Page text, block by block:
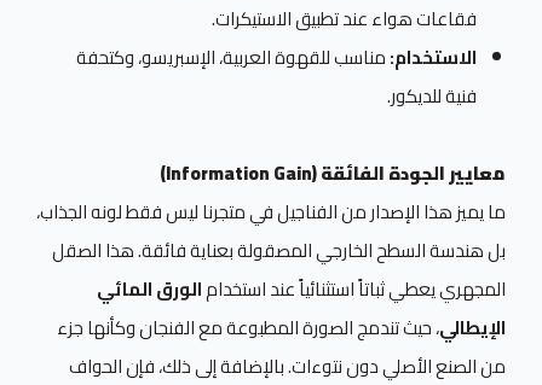
فقاعات هواء عند تطبيق الاستيكرات.
الاستخدام:مناسب للقهوة العربية، الإسبريسو، وكتحفة
فنية للديكور.
معايير الجودة الفائقة (Information Gain)
ما يميز هذا الإصدار من الفناجيل في متجرنا ليس فقط لونه الجذاب،
بل هندسة السطح الخارجي المصقولة بعناية فائقة. هذا الصقل
المجهري يعطي ثباتاً استثنائياً عند استخدامالورق المائي
الإيطالي، حيث تندمج الصورة المطبوعة مع الفنجان وكأنها جزء
من الصنع الأصلي دون نتوءات. بالإضافة إلى ذلك، فإن الحواف